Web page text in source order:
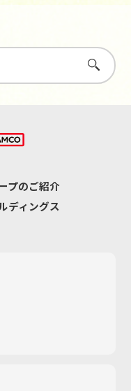
さがす
プのご紹介
ディングス